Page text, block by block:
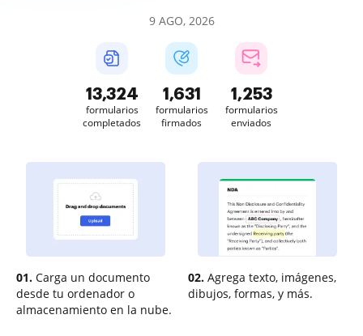
9 AGO, 2026
13,325
formularios
completados
1,631
formularios
firmados
1,253
formularios
enviados
01. Carga un documento
desde tu ordenador o
almacenamiento en la nube.
02. Agrega texto, imágenes,
dibujos, formas, y más.